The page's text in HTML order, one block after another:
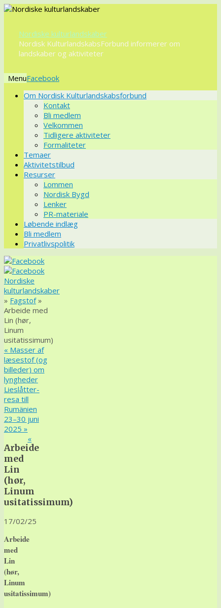
Nordiske kulturlandskaber
Nordisk KulturlandskabsForbund informerer om
landskaber og aktiviteter
Menu
VidereOm Nordisk Kulturlandskabsforbund
Kontakt
Bli medlem
Velkommen
Tidligere aktiviteter
Formaliteter
Temaer
Aktivitetstilbud
Resurser
Lommen
Nordisk Bygd
Lenker
PR-materiale
Løbende indlæg
Bli medlem
Privatlivspolitik
Nordiske
kulturlandskaber
» Fagstof»
Arbeide med
Lin (hør,
Linum
usitatissimum)
« Masser af
læsestof (og
billeder) om
lyngheder
Lieslåtter-
resa till
Rumänien
23–30 juni
2025 »
Arbeide
med
Lin
(hør,
Linum
usitatissimum)
17/02/25
Arbeide
med
Lin
(hør,
Linum
usitatissimum)
«